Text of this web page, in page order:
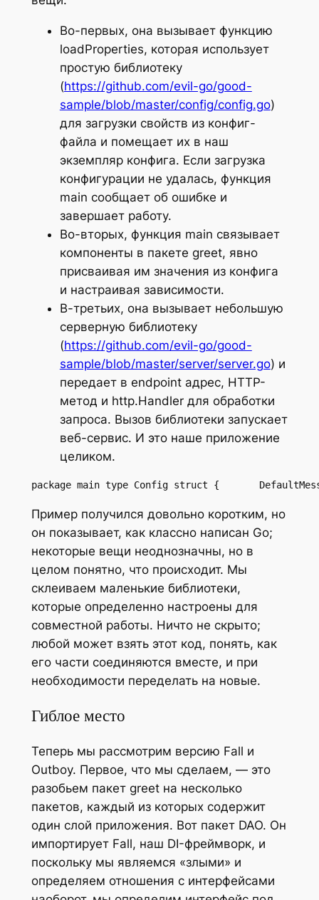
Во-первых, она вызывает функцию
loadProperties, которая использует
простую библиотеку
(https://github.com/evil-go/good-
sample/blob/master/config/config.go)
для загрузки свойств из конфиг-
файла и помещает их в наш
экземпляр конфига. Если загрузка
конфигурации не удалась, функция
main сообщает об ошибке и
завершает работу.
Во-вторых, функция main связывает
компоненты в пакете greet, явно
присваивая им значения из конфига
и настраивая зависимости.
В-третьих, она вызывает небольшую
серверную библиотеку
(https://github.com/evil-go/good-
sample/blob/master/server/server.go) и
передает в endpoint адрес, HTTP-
метод и http.Handler для обработки
запроса. Вызов библиотеки запускает
веб-сервис. И это наше приложение
целиком.
package main type Config struct {
Пример получился довольно коротким, но
он показывает, как классно написан Go;
некоторые вещи неоднозначны, но в
целом понятно, что происходит. Мы
склеиваем маленькие библиотеки,
которые определенно настроены для
совместной работы. Ничто не скрыто;
любой может взять этот код, понять, как
его части соединяются вместе, и при
необходимости переделать на новые.
Гиблое место
Теперь мы рассмотрим версию Fall и
Outboy. Первое, что мы сделаем, — это
разобьем пакет greet на несколько
пакетов, каждый из которых содержит
один слой приложения. Вот пакет DAO. Он
импортирует Fall, наш DI-фреймворк, и
поскольку мы являемся «злыми» и
определяем отношения с интерфейсами